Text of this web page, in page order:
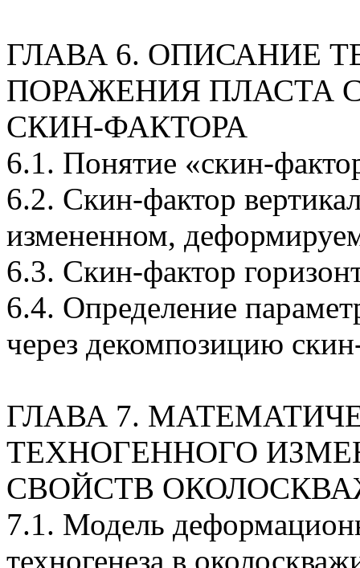
ГЛАВА 6. ОПИСАНИЕ
ПОРАЖЕНИЯ
СКИН-ФАКТОРА
6.1. Понятие «скин-
6.2. Скин-фактор
измененном,
6.3. Скин-фактор
6.4. Определение
через декомпозицию
ГЛАВА 7.
ТЕХНОГЕННОГО
СВОЙСТВ
7.1. Модель
техногенеза в